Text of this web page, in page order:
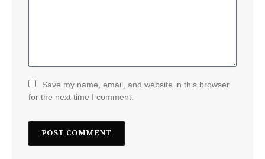
Save my name, email, and website in this browser
for the next time I comment.